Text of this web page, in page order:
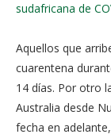
sudafricana de
Aquellos que
cuarentena
14 días. Por otro
Australia desde
fecha en